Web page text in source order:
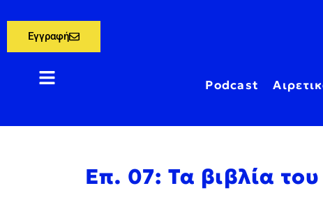
Εγγραφή
Podcast
Επ. 07: Τα βιβλία